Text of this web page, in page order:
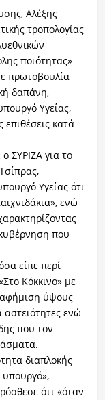
Αλέξης
τροπολογίας
ποιότητας»
πρωτοβουλία
δαπάνη,
Υγείας,
κατά
ΣΥΡΙΖΑ για το
Υγείας ότι
ενώ
που
είπε περί
Κόκκινο» με
ύψους
ενώ
που τον
διαπλοκής
υπουργό»,
ότι «όταν